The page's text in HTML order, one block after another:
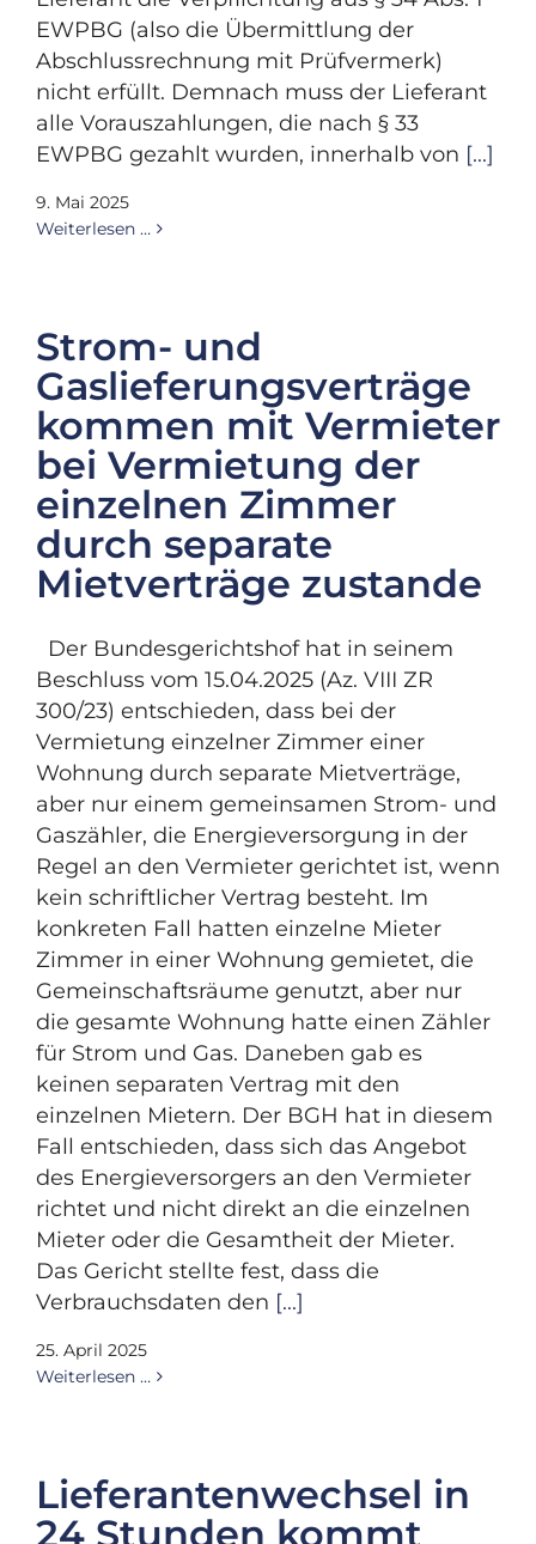
EWPBG (also die Übermittlung der
Abschlussrechnung mit Prüfvermerk)
nicht erfüllt. Demnach muss der Lieferant
alle Vorauszahlungen, die nach § 33
EWPBG gezahlt wurden, innerhalb von [...]
9. Mai 2025
Weiterlesen …
Strom- und
Gaslieferungsverträge
kommen mit Vermieter
bei Vermietung der
einzelnen Zimmer
durch separate
Mietverträge zustande
Der Bundesgerichtshof hat in seinem
Beschluss vom 15.04.2025 (Az. VIII ZR
300/23) entschieden, dass bei der
Vermietung einzelner Zimmer einer
Wohnung durch separate Mietverträge,
aber nur einem gemeinsamen Strom- und
Gaszähler, die Energieversorgung in der
Regel an den Vermieter gerichtet ist, wenn
kein schriftlicher Vertrag besteht. Im
konkreten Fall hatten einzelne Mieter
Zimmer in einer Wohnung gemietet, die
Gemeinschaftsräume genutzt, aber nur
die gesamte Wohnung hatte einen Zähler
für Strom und Gas. Daneben gab es
keinen separaten Vertrag mit den
einzelnen Mietern. Der BGH hat in diesem
Fall entschieden, dass sich das Angebot
des Energieversorgers an den Vermieter
richtet und nicht direkt an die einzelnen
Mieter oder die Gesamtheit der Mieter.
Das Gericht stellte fest, dass die
Verbrauchsdaten den [...]
25. April 2025
Weiterlesen …
Lieferantenwechsel in
24 Stunden kommt